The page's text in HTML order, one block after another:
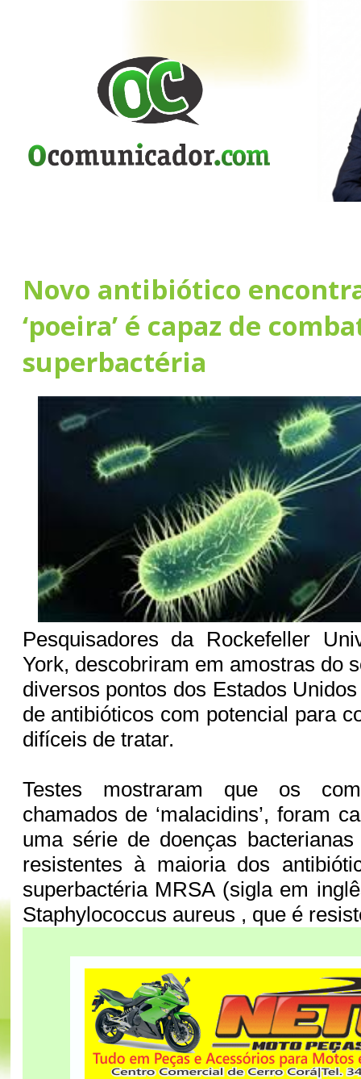
Novo antibiótico
‘poeira’ é capaz de
superbactéria
Pesquisadores da Rockefeller
York, descobriram em amostras do
diversos pontos dos Estados
de antibióticos com potencial para
difíceis de tratar.
Testes mostraram que os
chamados de ‘malacidins’, foram
uma série de doenças
resistentes à maioria dos
superbactéria MRSA (sigla em
Staphylococcus aureus , que é